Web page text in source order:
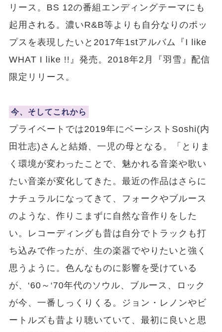
リース。BS 12の番組エンディングテーマにも
起用される。濃いR&B等よりも自分なりのポッ
プスを表現したいと2017年1stアルバム『I like
WHAT I like !!』発売。2018年2月『羽雪』配信
限定リリース。
今、そしてこれから
プライベートでは2019年にベーシストSoshi(内
田壮志)さんと結婚、一児の母となる。「とりま
く環境が変わったことで、魅かれる音楽や歌い
たい音楽が変化してきた。最近の作品はさらに
ナチュラルになってきて、フォークやブルース
のような、作りこまずに自然な音作りをした
い。レコーディングも昔は自分でトラックも打
ち込みで作ったが、生の楽器でやりたいと強く
思うように。色んなものに影響を受けている
が、‘60～‘70年代のソウル、ブルース、ロック
が今、一番しっくりくる。ジョン・レノンやビ
ートルズも昔より聴いていて、最初に良いと思